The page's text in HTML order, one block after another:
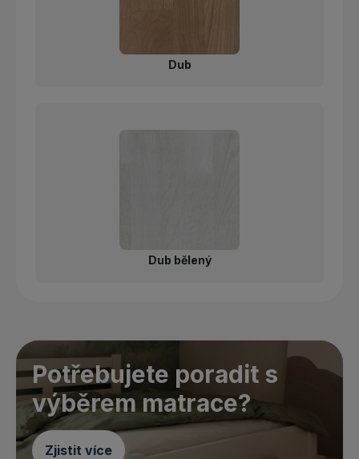
Dub
Dub bělený
Potřebujete poradit s
výběrem matrace?
Zjistit více